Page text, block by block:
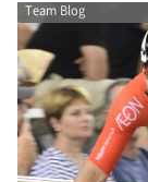
Team Blog